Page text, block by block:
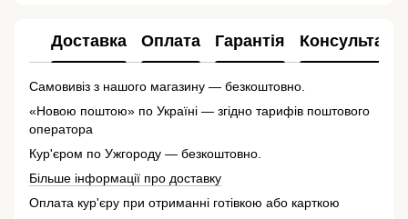
Доставка Оплата Гарантія Консультація
Самовивіз з нашого магазину — безкоштовно.
«Новою поштою» по Україні — згідно тарифів поштового
оператора
Кур'єром по Ужгороду — безкоштовно.
Більше інформації про доставку
Оплата кур'єру при отриманні готівкою або карткою